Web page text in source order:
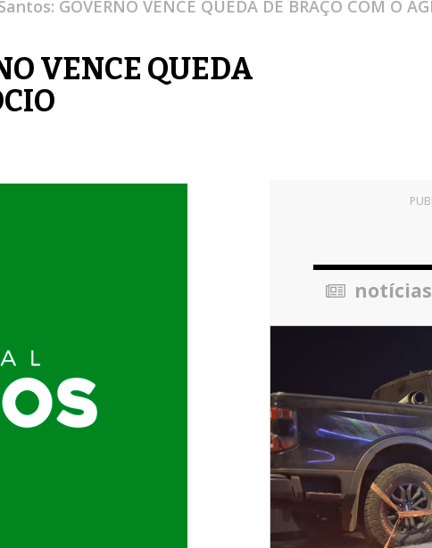
GOVERNO VENCE QUEDA DE BRAÇO COM O
VENCE QUEDA